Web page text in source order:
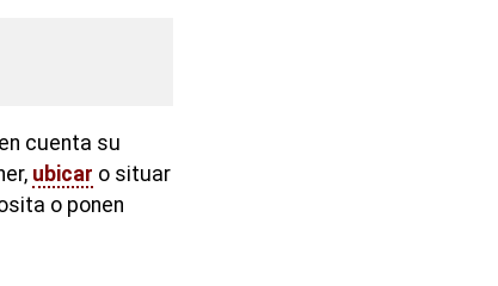
cuenta su
ubicar o situar
o ponen